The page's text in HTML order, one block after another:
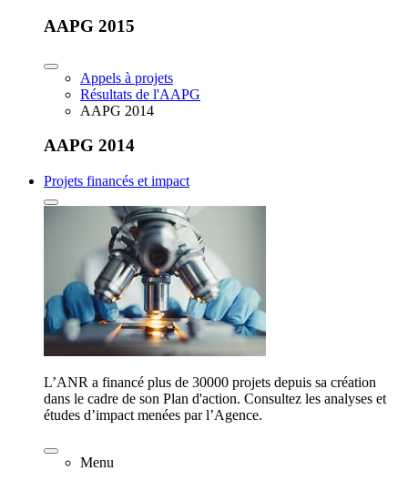
AAPG 2015
Appels à projets
Résultats de l'AAPG
AAPG 2014
AAPG 2014
Projets financés et impact
L’ANR a financé plus de 30000 projets depuis sa création
dans le cadre de son Plan d'action. Consultez les analyses et
études d’impact menées par l’Agence.
Menu